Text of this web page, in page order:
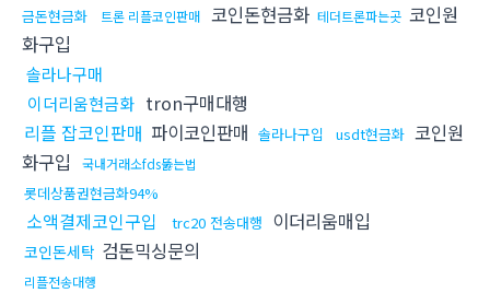
금돈현금화
트론 리플코인판매 코인돈현금화 테더트론파는곳 코인원
화구입
솔라나구매
이더리움현금화 tron구매대행
리플 잡코인판매 파이코인판매 솔라나구입 usdt현금화 코인원
화구입
국내거래소fds뚫는법
롯데상품권현금화94%
소액결제코인구입 trc20 전송대행 이더리움매입
코인돈세탁 검돈믹싱문의
리플전송대행